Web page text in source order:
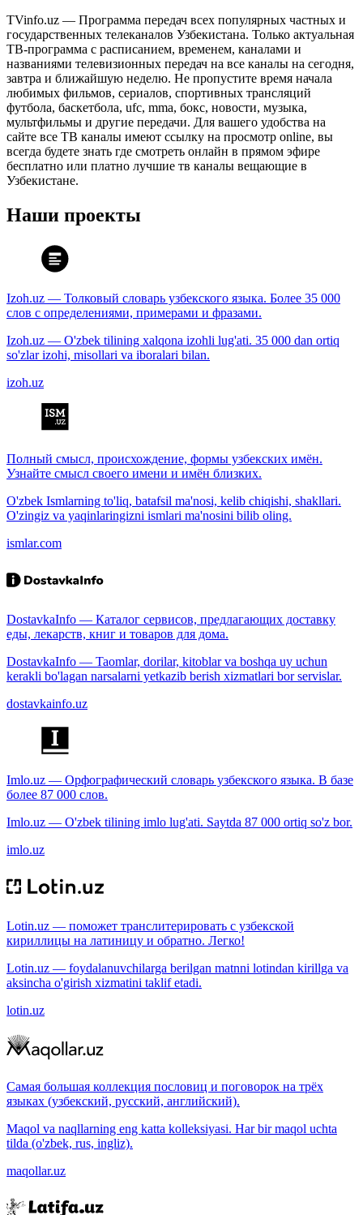
TVinfo.uz — Программа передач всех популярных частных и
государственных телеканалов Узбекистана. Только актуальная
ТВ-программа с расписанием, временем, каналами и
названиями телевизионных передач на все каналы на сегодня,
завтра и ближайшую неделю. Не пропустите время начала
любимых фильмов, сериалов, спортивных трансляций
футбола, баскетбола, ufc, mma, бокс, новости, музыка,
мультфильмы и другие передачи. Для вашего удобства на
сайте все ТВ каналы имеют ссылку на просмотр online, вы
всегда будете знать где смотреть онлайн в прямом эфире
бесплатно или платно лучшие тв каналы вещающие в
Узбекистане.
Наши проекты
Izoh.uz — Толковый словарь узбекского языка. Более 35 000
слов с определениями, примерами и фразами.
Izoh.uz — O'zbek tilining xalqona izohli lug'ati. 35 000 dan ortiq
so'zlar izohi, misollari va iboralari bilan.
izoh.uz
Полный смысл, происхождение, формы узбекских имён.
Узнайте смысл своего имени и имён близких.
O'zbek Ismlarning to'liq, batafsil ma'nosi, kelib chiqishi, shakllari.
O'zingiz va yaqinlaringizni ismlari ma'nosini bilib oling.
ismlar.com
DostavkaInfo — Каталог сервисов, предлагающих доставку
еды, лекарств, книг и товаров для дома.
DostavkaInfo — Taomlar, dorilar, kitoblar va boshqa uy uchun
kerakli bo'lagan narsalarni yetkazib berish xizmatlari bor servislar.
dostavkainfo.uz
Imlo.uz — Орфографический словарь узбекского языка. В базе
более 87 000 слов.
Imlo.uz — O'zbek tilining imlo lug'ati. Saytda 87 000 ortiq so'z bor.
imlo.uz
Lotin.uz — поможет транслитерировать с узбекской
кириллицы на латиницу и обратно. Легко!
Lotin.uz — foydalanuvchilarga berilgan matnni lotindan kirillga va
aksincha o'girish xizmatini taklif etadi.
lotin.uz
Самая большая коллекция пословиц и поговорок на трёх
языках (узбекский, русский, английский).
Maqol va naqllarning eng katta kolleksiyasi. Har bir maqol uchta
tilda (o'zbek, rus, ingliz).
maqollar.uz